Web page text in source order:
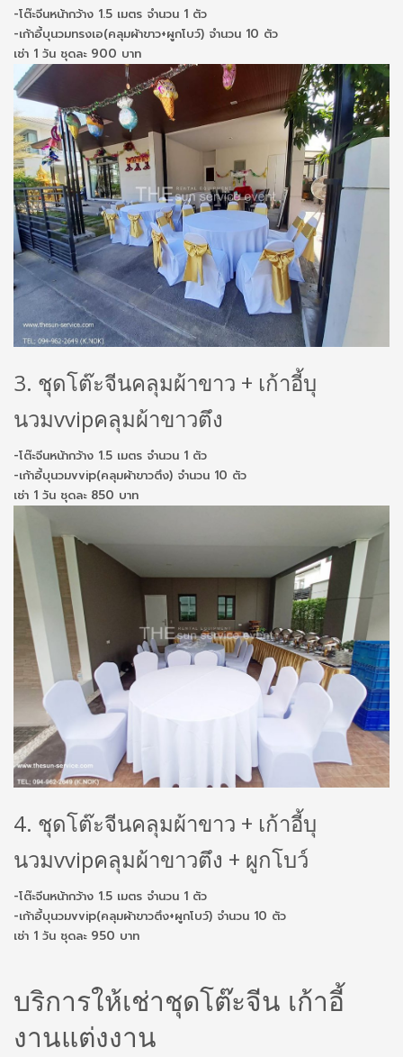
-โต๊ะจีนหน้ากว้าง 1.5 เมตร จำนวน 1 ตัว
-เก้าอี้บุนวมทรงเอ(คลุมผ้าขาว+ผูกโบว์) จำนวน 10 ตัว
เช่า 1 วัน ชุดละ 900 บาท
3. ชุดโต๊ะจีนคลุมผ้าขาว + เก้าอี้บุ
นวมvvipคลุมผ้าขาวตึง
-โต๊ะจีนหน้ากว้าง 1.5 เมตร จำนวน 1 ตัว
-เก้าอี้บุนวมvvip(คลุมผ้าขาวตึง) จำนวน 10 ตัว
เช่า 1 วัน ชุดละ 850 บาท
4. ชุดโต๊ะจีนคลุมผ้าขาว + เก้าอี้บุ
นวมvvipคลุมผ้าขาวตึง + ผูกโบว์
-โต๊ะจีนหน้ากว้าง 1.5 เมตร จำนวน 1 ตัว
-เก้าอี้บุนวมvvip(คลุมผ้าขาวตึง+ผูกโบว์) จำนวน 10 ตัว
เช่า 1 วัน ชุดละ 950 บาท
บริการให้เช่าชุดโต๊ะจีน เก้าอี้
งานแต่งงาน